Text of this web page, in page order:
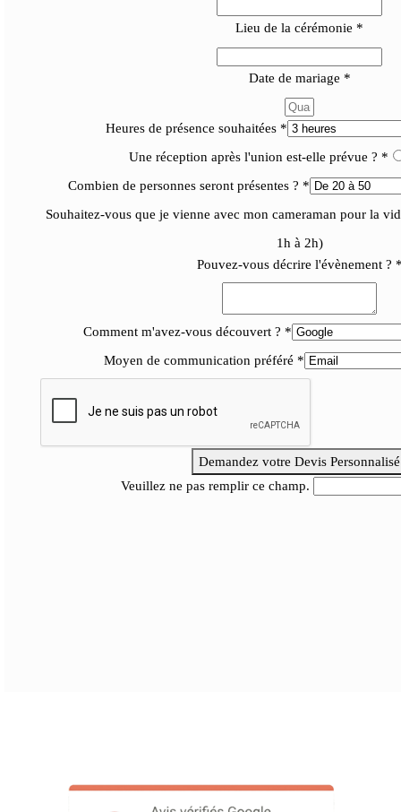
Lieu de la cérémonie *
Date de mariage *
Heures de présence souhaitées *
Une réception après l'union est-elle prévue ? *
Combien de personnes seront présentes ? *
Souhaitez-vous que je vienne avec mon cameraman pour la
1h à 2h)
Pouvez-vous décrire l'évènement ?
Comment m'avez-vous découvert ? *
Moyen de communication préféré *
Demandez votre Devis Personnalisé
Veuillez ne pas remplir ce champ.